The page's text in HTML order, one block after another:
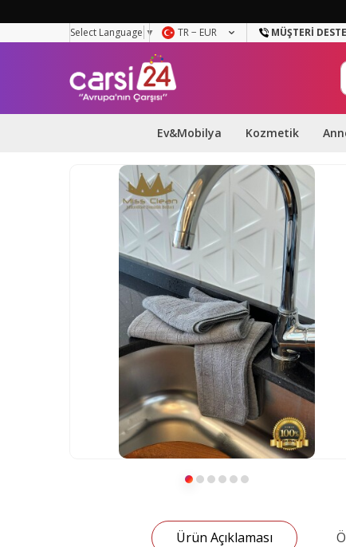
Select Language ▼ TR − EUR MÜŞTERI
Ev&Mobilya Kozmetik
Ürün Açıklaması